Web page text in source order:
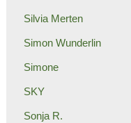
Silvia Merten
Simon Wunderlin
Simone
SKY
Sonja R.